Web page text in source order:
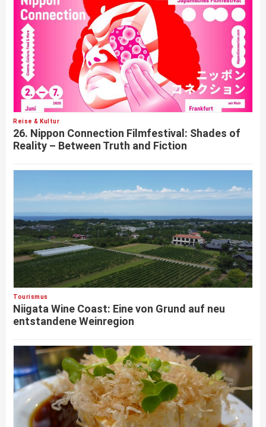
Reise & Kultur
26. Nippon Connection Filmfestival: Shades of
Reality – Between Truth and Fiction
Tourismus
Niigata Wine Coast: Eine von Grund auf neu
entstandene Weinregion